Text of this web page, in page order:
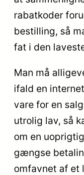
rabatkoder
bestilling, så
fat i den
Man må
ifald en
vare for en
utrolig lav, så
om en
gængse
omfavnet af et